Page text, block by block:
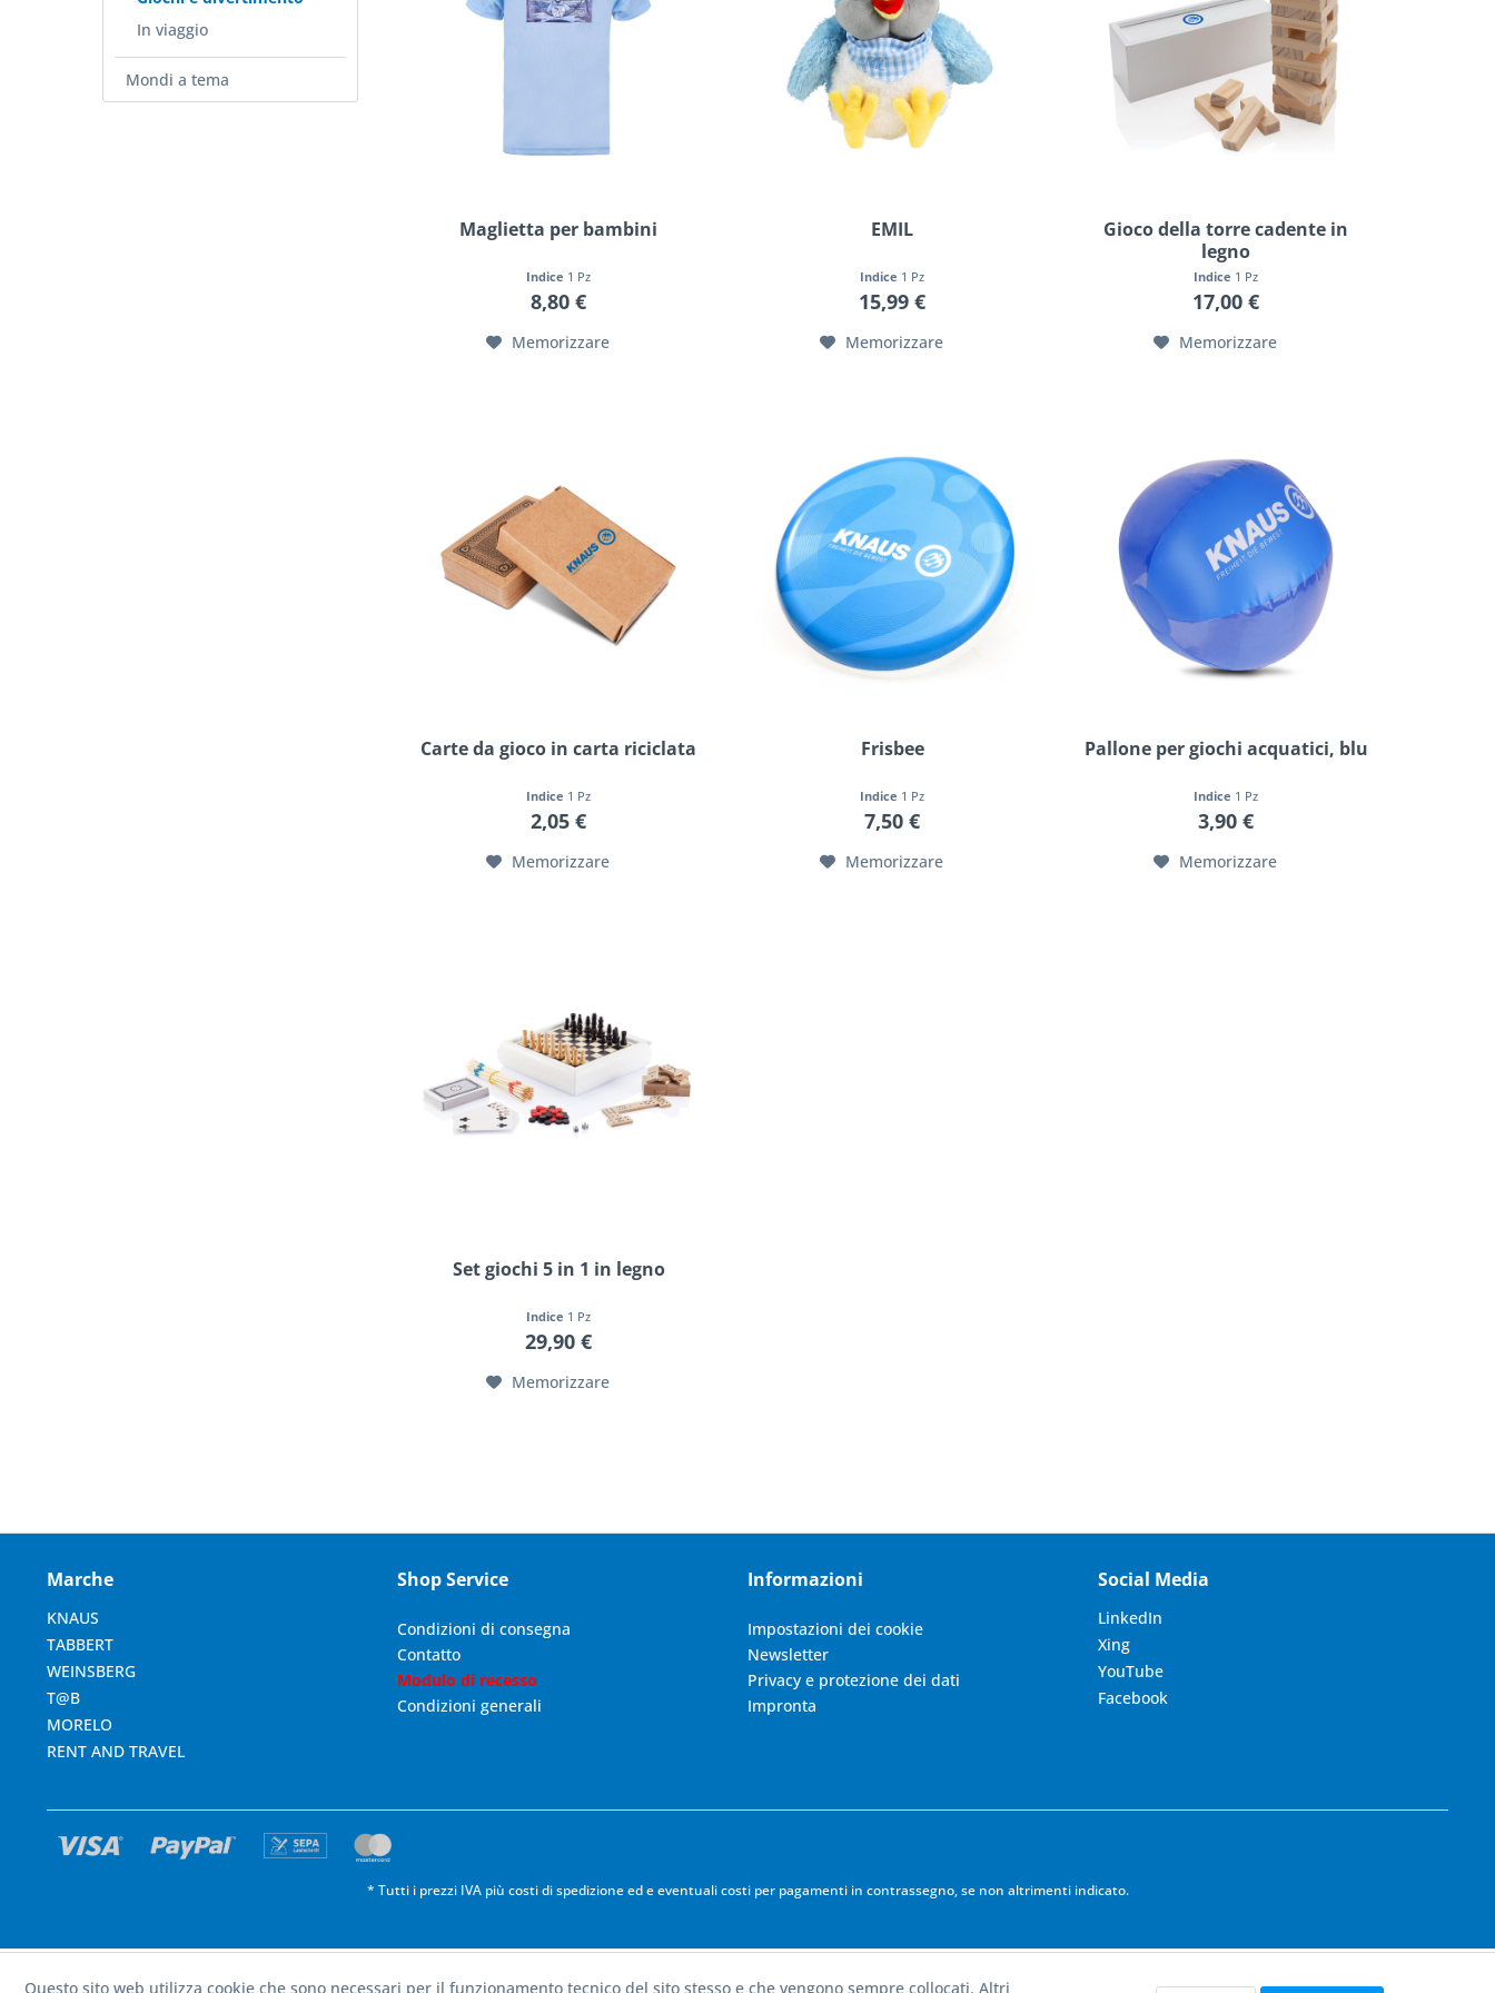
In viaggio
Mondi a tema
Maglietta per bambini
Indice 1 Pz
8,80 €
Memorizzare
EMIL
Indice 1 Pz
15,99 €
Memorizzare
Gioco della torre cadente in
legno
Indice 1 Pz
17,00 €
Memorizzare
Carte da gioco in carta riciclata
Indice 1 Pz
2,05 €
Memorizzare
Frisbee
Indice 1 Pz
7,50 €
Memorizzare
Pallone per giochi acquatici, blu
Indice 1 Pz
3,90 €
Memorizzare
Set giochi 5 in 1 in legno
Indice 1 Pz
29,90 €
Memorizzare
Marche
KNAUS
TABBERT
WEINSBERG
T@B
MORELO
RENT AND TRAVEL
Shop Service
Condizioni di consegna
Contatto
Modulo di recesso
Condizioni generali
Informazioni
Impostazioni dei cookie
Newsletter
Privacy e protezione dei dati
Impronta
Social Media
LinkedIn
Xing
YouTube
Facebook
* Tutti i prezzi IVA più costi di spedizioneed e eventuali costi per pagamenti in contrassegno, se non altrimenti indicato.
Questo sito web utilizza cookie che sono necessari per il funzionamento tecnico del sito stesso e che vengono sempre collocati. Altri